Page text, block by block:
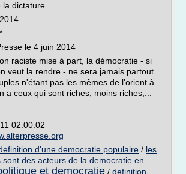
la dictature
le 4 juin 2014
raciste mise à part, la démocratie - si
veut la rendre - ne sera jamais partout
n'étant pas les mêmes de l'orient à
a ceux qui sont riches, moins riches,...
02:00:02
d'une democratie populaire / les
sont des acteurs de la democratie en
et democratie / definition